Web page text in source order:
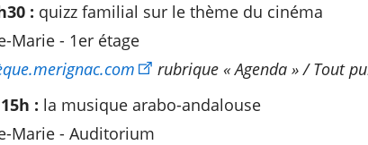
: quizz familial sur le thème du cinéma
Marie - 1er étage
rubrique « Agenda » / Tout
: la musique arabo-andalouse
Marie - Auditorium